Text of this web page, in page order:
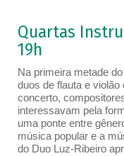
Quartas
19h
Na primeira metade
duos de flauta e
concerto,
interessavam pela
uma ponte entre
música popular e a
do Duo Luz-Ribeiro